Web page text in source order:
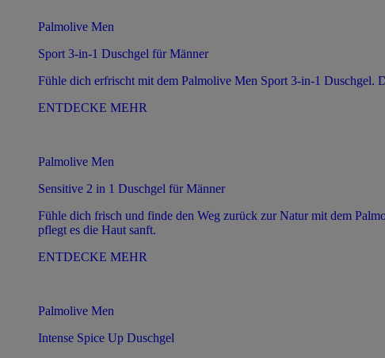
Palmolive Men
Sport 3-in-1 Duschgel für Männer
Fühle dich erfrischt mit dem Palmolive Men Sport 3-in-1
ENTDECKE MEHR
Palmolive Men
Sensitive 2 in 1 Duschgel für Männer
Fühle dich frisch und finde den Weg zurück zur Natur mit dem
pflegt es die Haut sanft.
ENTDECKE MEHR
Palmolive Men
Intense Spice Up Duschgel